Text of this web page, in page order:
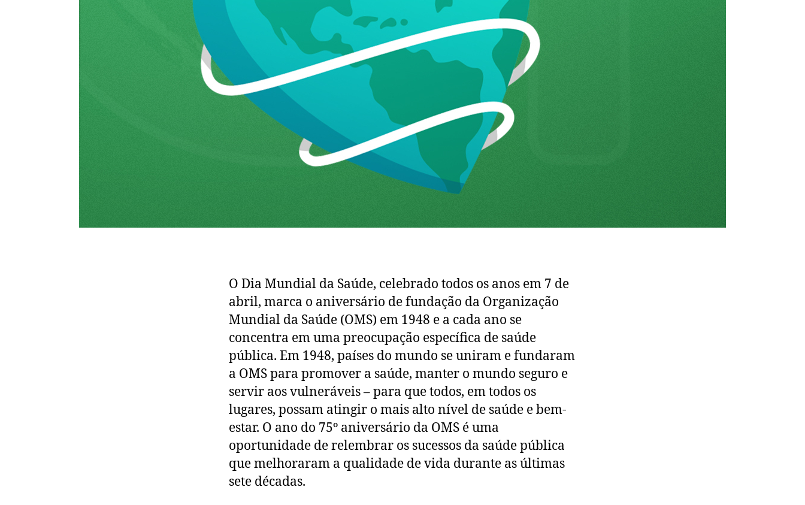
O Dia Mundial da Saúde, celebrado todos os anos em 7 de
abril, marca o aniversário de fundação da Organização
Mundial da Saúde (OMS) em 1948 e a cada ano se
concentra em uma preocupação específica de saúde
pública. Em 1948, países do mundo se uniram e fundaram
a OMS para promover a saúde, manter o mundo seguro e
servir aos vulneráveis ​​– para que todos, em todos os
lugares, possam atingir o mais alto nível de saúde e bem-
estar. O ano do 75º aniversário da OMS é uma
oportunidade de relembrar os sucessos da saúde pública
que melhoraram a qualidade de vida durante as últimas
sete décadas.